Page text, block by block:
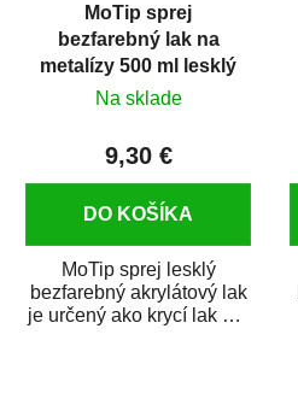
MoTip sprej
bezfarebný lak na
metalízy 500 ml lesklý
Na sklade
9,30 €
DO KOŠÍKA
MoTip sprej lesklý
bezfarebný akrylátový lak
je určený ako krycí lak pre